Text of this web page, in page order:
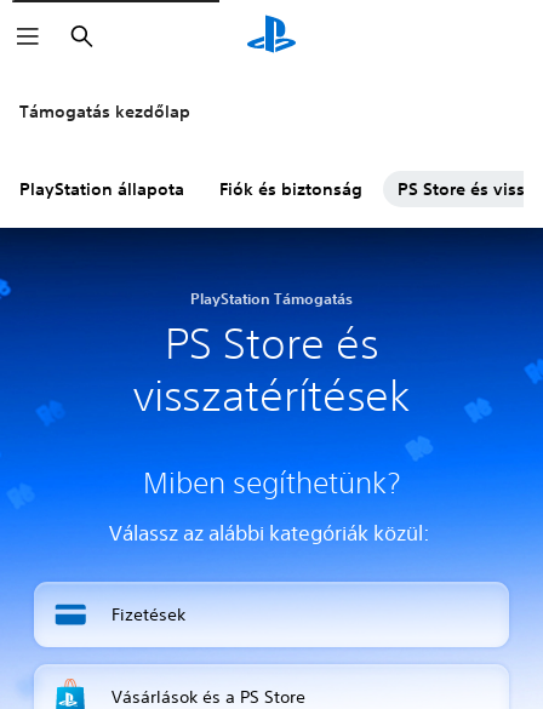
Keresés
Támogatás kezdőlap
PlayStation állapota Fiók és biztonság PS Store és
PlayStation Támogatás
PS Store és
visszatérítések
Miben segíthetünk?
Válassz az alábbi kategóriák közül:
Fizetések
Vásárlások és a PS Store